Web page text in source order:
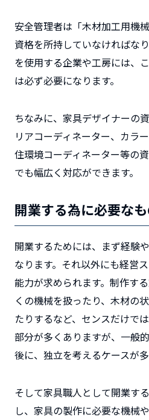
安全管理者は 「木材加工用機
資格を所持していなければな
を使用する企業や工房には、
は必ず必要になります。
ちなみに、家具デザイナーの
リアコーディネーター、カラ
住環境コーディネーター等の
でも幅広く対応ができます。
開業する為に必要な
開業するためには、まず経験
なります。それ以外にも経営
能力が求められます。制作す
くの機械を扱ったり、木材の
たりするなど、センスだけで
部分が多くありますが、一般
後に、独立を考えるケースが多
そして家具職人として開業す
し、家具の製作に必要な機械